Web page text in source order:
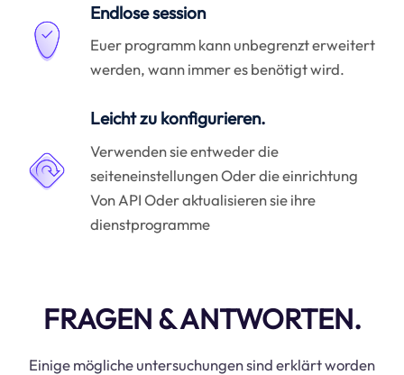
Endlose session
Euer programm kann unbegrenzt erweitert
werden, wann immer es benötigt wird.
Leicht zu konfigurieren.
Verwenden sie entweder die
seiteneinstellungen Oder die einrichtung
Von API Oder aktualisieren sie ihre
dienstprogramme
FRAGEN & ANTWORTEN.
Einige mögliche untersuchungen sind erklärt worden